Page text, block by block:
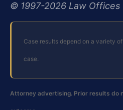
© 1997-2026 Law Offices
Case results depend on a variety
case.
Attorney advertising. Prior results do